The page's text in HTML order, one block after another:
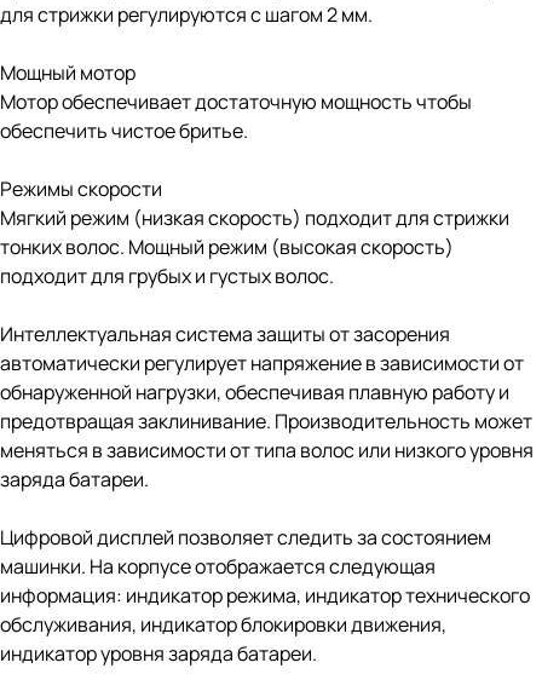
для стрижки регулируются с шагом 2 мм.
Мощный мотор
Мотор обеспечивает достаточную мощность чтобы
обеспечить чистое бритье.
Режимы скорости
Мягкий режим (низкая скорость) подходит для стрижки
тонких волос. Мощный режим (высокая скорость)
подходит для грубых и густых волос.
Интеллектуальная система защиты от засорения
автоматически регулирует напряжение в зависимости от
обнаруженной нагрузки, обеспечивая плавную работу и
предотвращая заклинивание. Производительность может
меняться в зависимости от типа волос или низкого уровня
заряда батареи.
Цифровой дисплей позволяет следить за состоянием
машинки. На корпусе отображается следующая
информация: индикатор режима, индикатор технического
обслуживания, индикатор блокировки движения,
индикатор уровня заряда батареи.